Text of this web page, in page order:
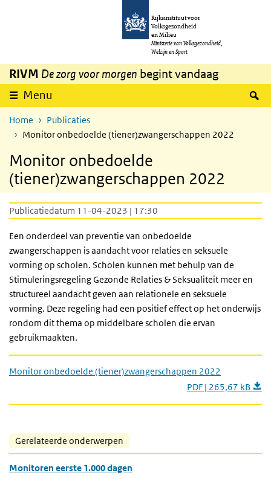
Overslaan en naar de inhoud gaan
Rijksinstituut voor
Volksgezondheid
en Milieu
Ministerie van Volksgezondheid,
Welzijn en Sport
RIVM De zorg voor morgen begint vandaag
Menu
Home
Publicaties
Monitor onbedoelde (tiener)zwangerschappen 2022
Monitor onbedoelde
(tiener)zwangerschappen 2022
Publicatiedatum 11-04-2023 | 17:30
Een onderdeel van preventie van onbedoelde
zwangerschappen is aandacht voor relaties en seksuele
vorming op scholen. Scholen kunnen met behulp van de
Stimuleringsregeling Gezonde Relaties & Seksualiteit meer en
structureel aandacht geven aan relationele en seksuele
vorming. Deze regeling had een positief effect op het onderwijs
rondom dit thema op middelbare scholen die ervan
gebruikmaakten.
Monitor onbedoelde (tiener)zwangerschappen 2022
PDF | 265,67 kB
Gerelateerde onderwerpen
Monitoren eerste 1.000 dagen